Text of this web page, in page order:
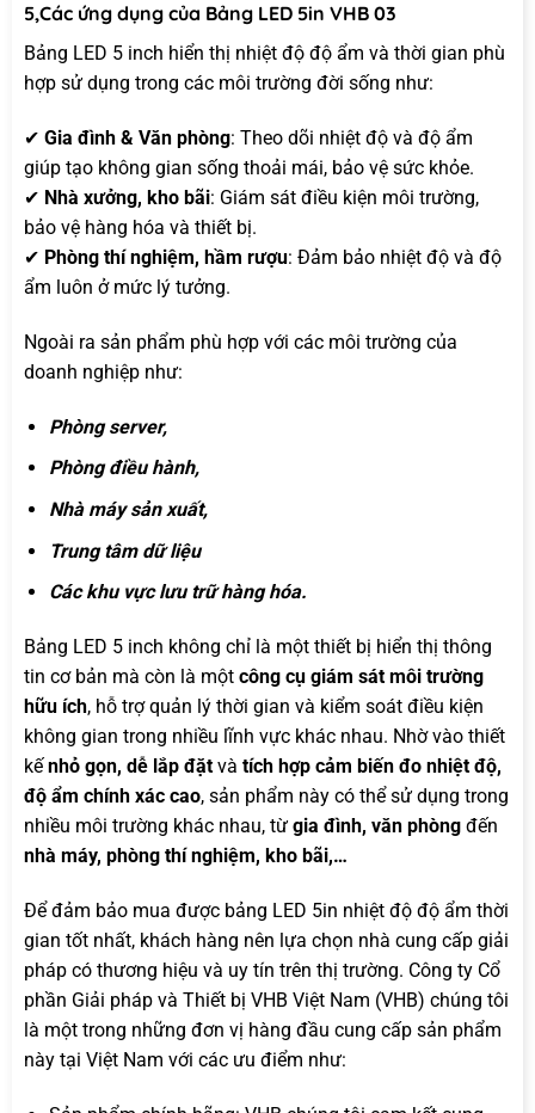
5,Các ứng dụng của Bảng LED 5in VHB 03
Bảng LED 5 inch hiển thị nhiệt độ độ ẩm và thời gian phù
hợp sử dụng trong các môi trường đời sống như:
✔ Gia đình & Văn phòng: Theo dõi nhiệt độ và độ ẩm
giúp tạo không gian sống thoải mái, bảo vệ sức khỏe.
✔ Nhà xưởng, kho bãi: Giám sát điều kiện môi trường,
bảo vệ hàng hóa và thiết bị.
✔ Phòng thí nghiệm, hầm rượu: Đảm bảo nhiệt độ và độ
ẩm luôn ở mức lý tưởng.
Ngoài ra sản phẩm phù hợp với các môi trường của
doanh nghiệp như:
Phòng server,
Phòng điều hành,
Nhà máy sản xuất,
Trung tâm dữ liệu
Các khu vực lưu trữ hàng hóa.
Bảng LED 5 inch không chỉ là một thiết bị hiển thị thông
tin cơ bản mà còn là một công cụ giám sát môi trường
hữu ích, hỗ trợ quản lý thời gian và kiểm soát điều kiện
không gian trong nhiều lĩnh vực khác nhau. Nhờ vào thiết
kếnhỏ gọn, dễ lắp đặt và tích hợp cảm biến đo nhiệt độ,
độ ẩm chính xác cao, sản phẩm này có thể sử dụng trong
nhiều môi trường khác nhau, từ gia đình, văn phòng đến
nhà máy, phòng thí nghiệm, kho bãi,…
Để đảm bảo mua được bảng LED 5in nhiệt độ độ ẩm thời
gian tốt nhất, khách hàng nên lựa chọn nhà cung cấp giải
pháp có thương hiệu và uy tín trên thị trường. Công ty Cổ
phần Giải pháp và Thiết bị VHB Việt Nam (VHB) chúng tôi
là một trong những đơn vị hàng đầu cung cấp sản phẩm
này tại Việt Nam với các ưu điểm như: